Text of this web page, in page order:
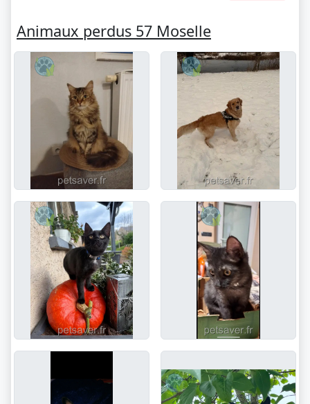
Animaux perdus 57 Moselle